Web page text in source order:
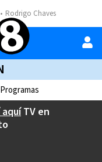
Rodrigo Chaves
Programas
TV en